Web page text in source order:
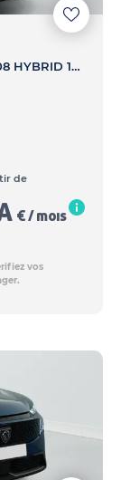
HYBRID 145 CH E-DCS6 ALLURE - 5008 HYBRID 145 CH E-DCS6 ALLURE
de
€ / mois
vos